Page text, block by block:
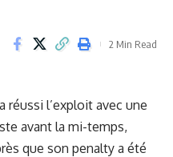
2 Min Read
réussi l’exploit avec une
avant la mi-temps,
que son penalty a été